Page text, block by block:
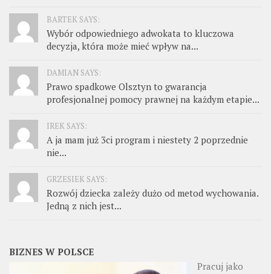
BARTEK SAYS:
Wybór odpowiedniego adwokata to kluczowa
decyzja, która może mieć wpływ na...
DAMIAN SAYS:
Prawo spadkowe Olsztyn to gwarancja
profesjonalnej pomocy prawnej na każdym etapie...
IREK SAYS:
A ja mam już 3ci program i niestety 2 poprzednie
nie...
GRZESIEK SAYS:
Rozwój dziecka zależy dużo od metod wychowania.
Jedną z nich jest...
BIZNES W POLSCE
Pracuj jako